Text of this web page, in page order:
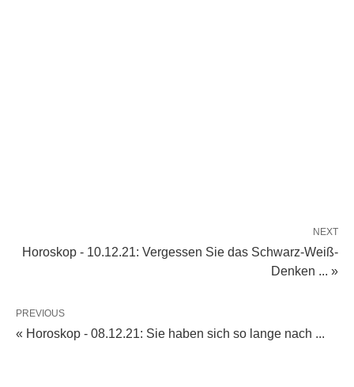
NEXT
Horoskop - 10.12.21: Vergessen Sie das Schwarz-Weiß-
Denken ... »
PREVIOUS
« Horoskop - 08.12.21: Sie haben sich so lange nach ...